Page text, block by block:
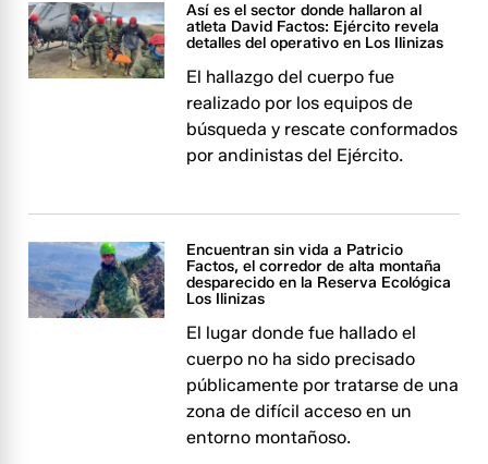
Así es el sector donde hallaron al
atleta David Factos: Ejército revela
detalles del operativo en Los Ilinizas
El hallazgo del cuerpo fue
realizado por los equipos de
búsqueda y rescate conformados
por andinistas del Ejército.
Encuentran sin vida a Patricio
Factos, el corredor de alta montaña
desparecido en la Reserva Ecológica
Los Ilinizas
El lugar donde fue hallado el
cuerpo no ha sido precisado
públicamente por tratarse de una
zona de difícil acceso en un
entorno montañoso.